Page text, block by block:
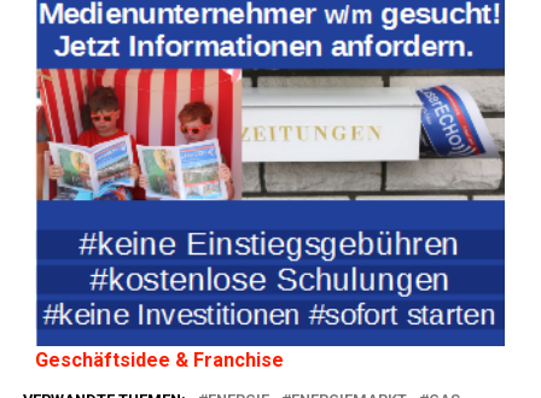
Geschäfts­idee & Franchise